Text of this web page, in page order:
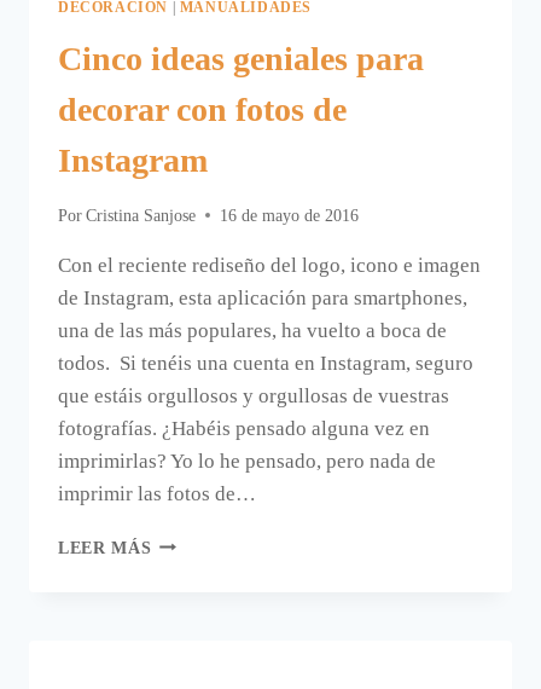
DECORACIÓN MANUALIDADES
Cinco ideas geniales para
decorar con fotos de
Instagram
Por Cristina Sanjose 16 de mayo de 2016
Con el reciente rediseño del logo, icono e imagen
de Instagram, esta aplicación para smartphones,
una de las más populares, ha vuelto a boca de
todos. Si tenéis una cuenta en Instagram, seguro
que estáis orgullosos y orgullosas de vuestras
fotografías. ¿Habéis pensado alguna vez en
imprimirlas? Yo lo he pensado, pero nada de
imprimir las fotos de…
LEER MÁS CINCO